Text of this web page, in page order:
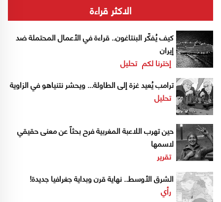
الاكثر قراءة
كيف يُفكّر البنتاغون.. قراءة في الأعمال المحتملة ضد
إيران
إخترنا لكم تحليل
ترامب يُعيد غزة إلى الطاولة... ويحشر نتنياهو في الزاوية
تحليل
حين تهرب اللاعبة المغربية فرح بحثاً عن معنى حقيقي
لاسمها
تقرير
الشرق الأوسط.. نهاية قرن وبداية جغرافيا جديدة!
رأي